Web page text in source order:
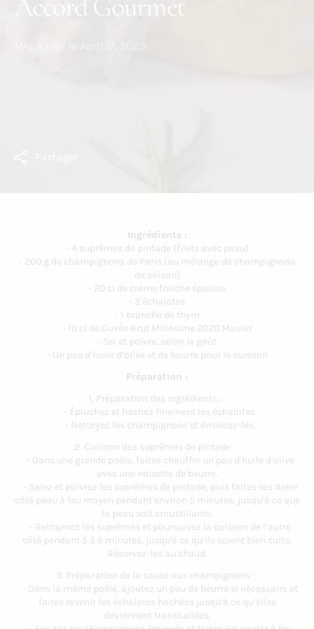
Ingrédients :
- 4 suprêmes de pintade (filets avec peau)
- 200 g de champignons de Paris (ou mélange de champignons
de saison)
- 20 cl de crème fraîche épaisse
- 2 échalotes
- 1 branche de thym
- 10 cl de Cuvée Brut Millésime 2020 Mauler
- Sel et poivre, selon le goût
- Un peu d’huile d’olive et de beurre pour la cuisson
Préparation :
1. Préparation des ingrédients :
- Épluchez et hachez finement les échalotes.
- Nettoyez les champignons et émincez-les.
2. Cuisson des suprêmes de pintade :
- Dans une grande poêle, faites chauffer un peu d’huile d’olive
avec une noisette de beurre.
- Salez et poivrez les suprêmes de pintade, puis faites-les dorer
côté peau à feu moyen pendant environ 5 minutes, jusqu’à ce que
la peau soit croustillante.
- Retournez les suprêmes et poursuivez la cuisson de l’autre
côté pendant 5 à 6 minutes, jusqu'à ce qu’ils soient bien cuits.
Réservez-les au chaud.
3. Préparation de la sauce aux champignons :
- Dans la même poêle, ajoutez un peu de beurre si nécessaire et
faites revenir les échalotes hachées jusqu’à ce qu’elles
deviennent translucides.